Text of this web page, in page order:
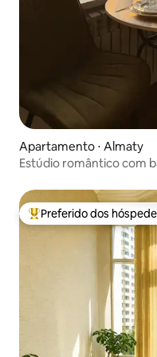
Apartamento ⋅ Almaty
Estúdio romântico com
Entre os melhores
Preferido dos